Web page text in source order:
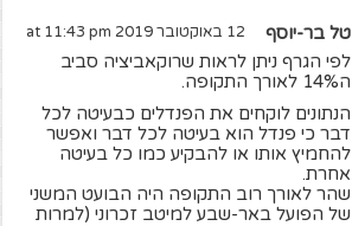
טל בר-יוסף 12 באוקטובר 2019 at 11:43 pm
לפי הגרף ניתן לראות שרוקאביציה סביב
ה14% לאורך התקופה.
הנתונים לוקחים את הפנדלים כבעיטה לכל
דבר כי פנדל הוא בעיטה לכל דבר ואפשר
להחמיץ אותו או להבקיע כמו כל בעיטה
אחרת.
שהר לאורך רוב התקופה היה הבועט המשני
של הפועל באר-שבע למיטב זכרוני (למרות